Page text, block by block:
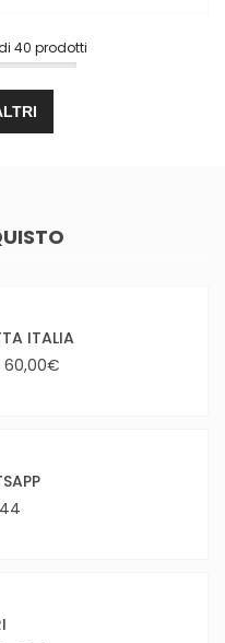
40 prodotti
ITALIA
60,00€